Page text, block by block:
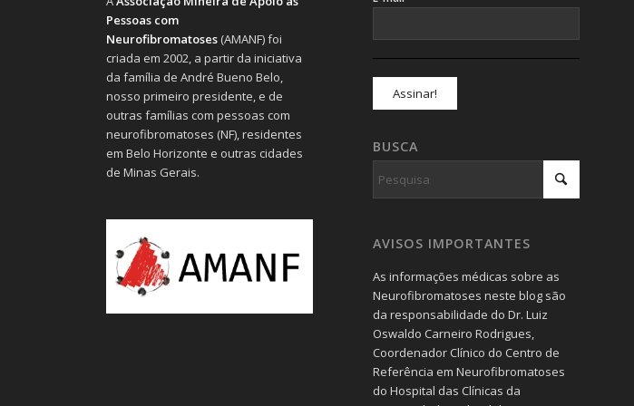
Pessoas com
Neurofibromatoses (AMANF) foi
criada em 2002, a partir da iniciativa
da família de André Bueno Belo,
nosso primeiro presidente, e de
outras famílias com pessoas com
neurofibromatoses (NF), residentes
em Belo Horizonte e outras cidades
de Minas Gerais.
BUSCA
AVISOS IMPORTANTES
As informações médicas sobre as
Neurofibromatoses neste blog são
da responsabilidade do Dr. Luiz
Oswaldo Carneiro Rodrigues,
Coordenador Clínico do Centro de
Referência em Neurofibromatoses
do Hospital das Clínicas da